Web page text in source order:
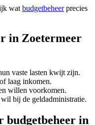
wat budgetbeheerprecies
in Zoetermeer
vaste lasten kwijt zijn.
laag inkomen.
willen voorkomen.
bij de geldadministratie.
budgetbeheer in